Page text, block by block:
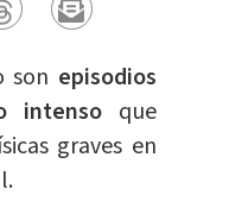
son episodios
intensoque
graves en